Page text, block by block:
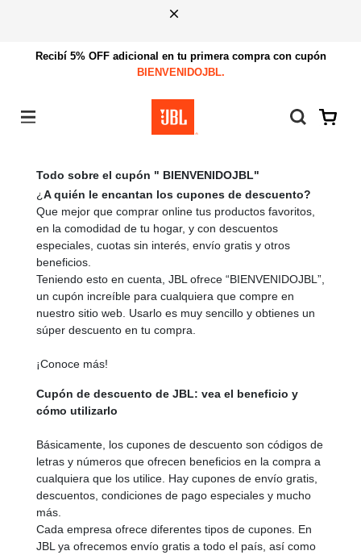
Recibí 5% OFF adicional en tu primera compra con cupón
BIENVENIDOJBL.
Menú
Todo sobre el cupón " BIENVENIDOJBL"
¿A quién le encantan los cupones de descuento?
Que mejor que comprar online tus productos favoritos,
en la comodidad de tu hogar, y con descuentos
especiales, cuotas sin interés, envío gratis y otros
beneficios.
Teniendo esto en cuenta, JBL ofrece “BIENVENIDOJBL”,
un cupón increíble para cualquiera que compre en
nuestro sitio web. Usarlo es muy sencillo y obtienes un
súper descuento en tu compra.
¡Conoce más!
Cupón de descuento de JBL: vea el beneficio y
cómo utilizarlo
Básicamente, los cupones de descuento son códigos de
letras y números que ofrecen beneficios en la compra a
cualquiera que los utilice. Hay cupones de envío gratis,
descuentos, condiciones de pago especiales y mucho
más.
Cada empresa ofrece diferentes tipos de cupones. En
JBL ya ofrecemos envío gratis a todo el país, así como